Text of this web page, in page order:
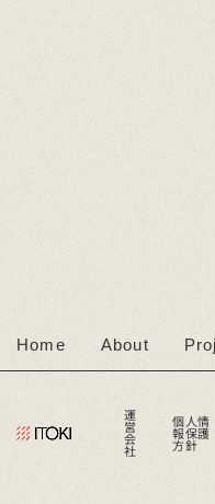
Home About
運
営
会
社
個人情
報保護
方針